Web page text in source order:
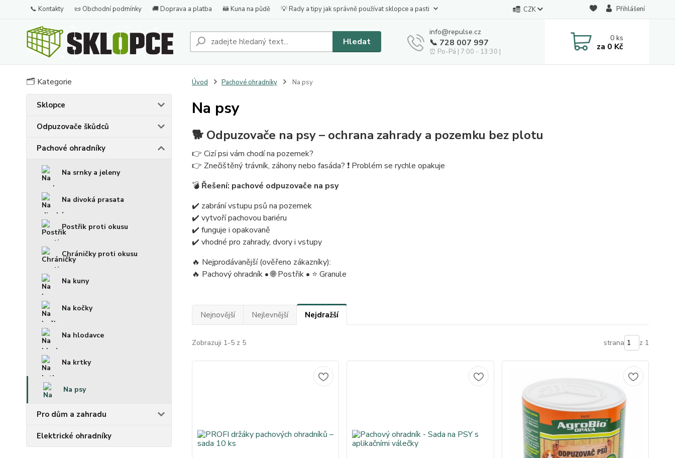
📞 Kontakty 📜 Obchodní podmínky 🚚 Doprava a platba 🦝 Kuna na půdě 💡 Rady a tipy jak správně používat sklopce a pasti CZK Přihlášení
Hledat
info@repulse.cz
📞 728 007 997
⏰ Po-Pá | 7:00 - 13:30 |
0ks
za 0 Kč
🗂️ Kategorie
Sklopce
Odpuzovače škůdců
Pachové ohradníky
Na srnky a jeleny
Na divoká prasata
Postřik proti okusu
Chráničky proti okusu
Na kuny
Na kočky
Na hlodavce
Na krtky
Na psy
Pro dům a zahradu
Elektrické ohradníky
Úvod Pachové ohradníky Na psy
Na psy
🐕 Odpuzovače na psy – ochrana zahrady a pozemku bez plotu
👉 Cizí psi vám chodí na pozemek?
👉 Znečištěný trávník, záhony nebo fasáda? ❗ Problém se rychle opakuje
💣 Řešení: pachové odpuzovače na psy
✔️ zabrání vstupu psů na pozemek
✔️ vytvoří pachovou bariéru
✔️ funguje i opakovaně
✔️ vhodné pro zahrady, dvory i vstupy
🔥 Nejprodávanější (ověřeno zákazníky):
🔥 Pachový ohradník • 🌐 Postřik • ⭐ Granule
Nejnovější Nejlevnější Nejdražší
Zobrazuji 1-5 z 5 strana z 1